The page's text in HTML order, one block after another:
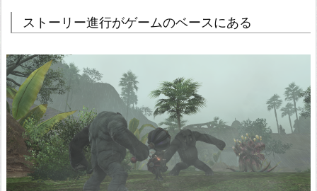
ストーリー進行がゲームのベースにある